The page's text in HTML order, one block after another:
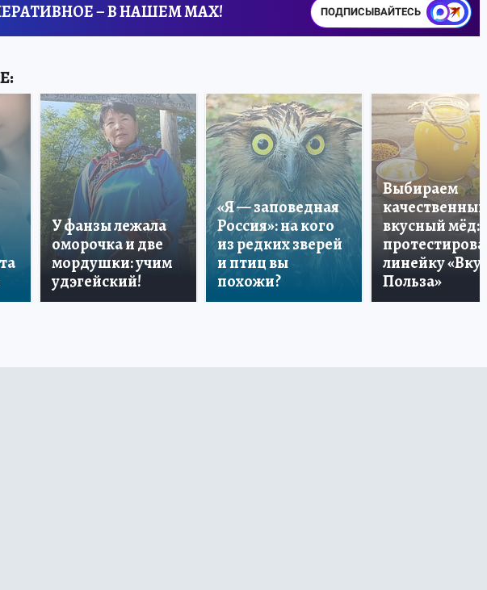
– В НАШЕМ MAX! ПОДПИСЫВАЙТЕСЬ
У фанзы лежала
оморочка и две
мордушки: учим
удэгейский!
«Я — заповедная
Россия»: на кого
из редких зверей
и птиц вы
похожи?
Выбираем
качественный
вкусный мёд:
линейку «Вкус
Польза»